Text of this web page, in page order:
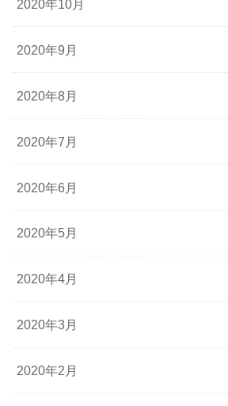
2020年10月
2020年9月
2020年8月
2020年7月
2020年6月
2020年5月
2020年4月
2020年3月
2020年2月